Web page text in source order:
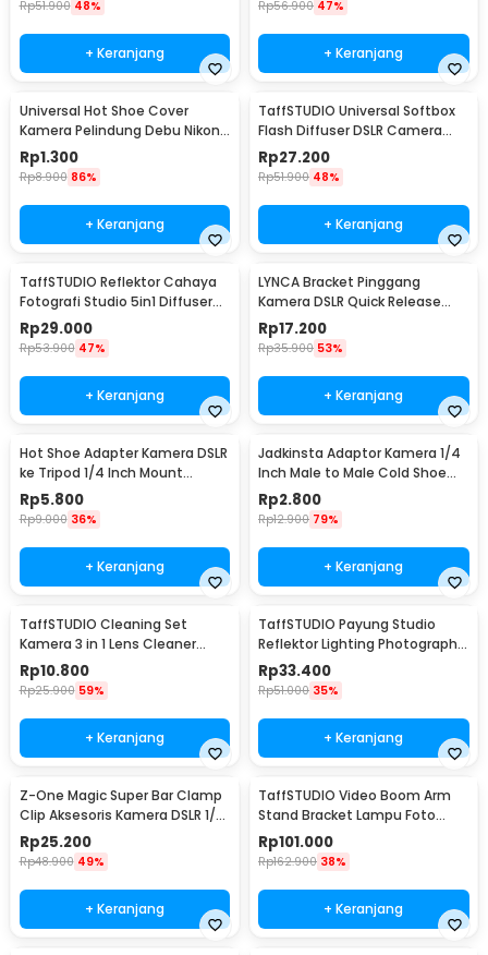
Rp51.900 48%
+ Keranjang
Rp56.900 47%
+ Keranjang
Universal Hot Shoe Cover
Kamera Pelindung Debu Nikon
Canon BS-1 - JT152
Rp1.300
Rp8.900 86%
+ Keranjang
TaffSTUDIO Universal Softbox
Flash Diffuser DSLR Camera
Lighting - YC1517
Rp27.200
Rp51.900 48%
+ Keranjang
TaffSTUDIO Reflektor Cahaya
Fotografi Studio 5in1 Diffuser
58cm - CL-RT50
Rp29.000
Rp53.900 47%
+ Keranjang
LYNCA Bracket Pinggang
Kamera DSLR Quick Release
Belt Button 1/4 Inch - UK-A8S
Rp17.200
Rp35.900 53%
+ Keranjang
Hot Shoe Adapter Kamera DSLR
ke Tripod 1/4 Inch Mount
Universal
Rp5.800
Rp9.000 36%
+ Keranjang
Jadkinsta Adaptor Kamera 1/4
Inch Male to Male Cold Shoe
Tripod Mount - RV81
Rp2.800
Rp12.900 79%
+ Keranjang
TaffSTUDIO Cleaning Set
Kamera 3 in 1 Lens Cleaner
Blower - LP-1
Rp10.800
Rp25.900 59%
+ Keranjang
TaffSTUDIO Payung Studio
Reflektor Lighting Photography
Flash 80cm - UB-004
Rp33.400
Rp51.000 35%
+ Keranjang
Z-One Magic Super Bar Clamp
Clip Aksesoris Kamera DSLR 1/4
3/8 Inch - JT10002
Rp25.200
Rp48.900 49%
+ Keranjang
TaffSTUDIO Video Boom Arm
Stand Bracket Lampu Foto
Studio - SB36WE
Rp101.000
Rp162.900 38%
+ Keranjang